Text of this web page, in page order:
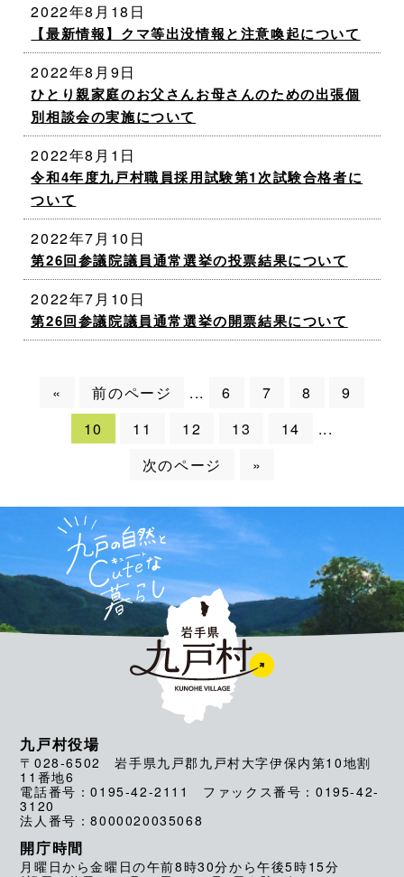
2022年8月18日
【最新情報】クマ等出没情報と注意喚起について
2022年8月9日
ひとり親家庭のお父さんお母さんのための出張個
別相談会の実施について
2022年8月1日
令和4年度九戸村職員採用試験第1次試験合格者に
ついて
2022年7月10日
第26回参議院議員通常選挙の投票結果について
2022年7月10日
第26回参議院議員通常選挙の開票結果について
« 前のページ ... 6 7 8
9
10
11 12 13 14
...
次のページ
»
九戸村役場
〒028-6502 岩手県九戸郡九戸村大字伊保内第10地割
11番地6
電話番号：0195-42-2111 ファックス番号：0195-42-
3120
法人番号：8000020035068
開庁時間
月曜日から金曜日の午前8時30分から午後5時15分